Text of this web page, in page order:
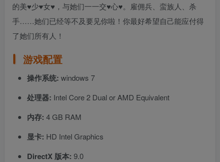
的美♥少♥女♥，与她们一一交♥心♥。雇佣兵、蛮族人、杀
手……她们已经等不及要见你啦！你最好希望自己能应付得
了她们所有人！
游戏配置
操作系统: windows 7
处理器: Intel Core 2 Dual or AMD Equivalent
内存: 4 GB RAM
显卡: HD Intel Graphics
DirectX 版本: 9.0